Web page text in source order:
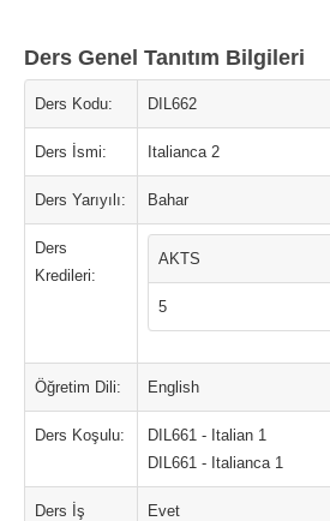
Ders Genel Tanıtım Bilgileri
Ders Kodu: DIL662
Ders İsmi: Italianca 2
Ders Yarıyılı: Bahar
Ders
Kredileri:
AKTS
5
Öğretim Dili: English
Ders Koşulu:
DIL661 - Italian 1
DIL661 - Italianca 1
Ders İş
Evet